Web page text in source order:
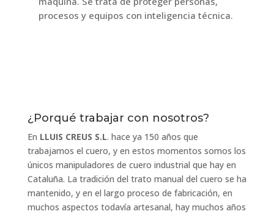
procesos y equipos con inteligencia técnica.
¿Porqué trabajar con nosotros?
En LLUIS CREUS S.L. hace ya 150 años que
trabajamos el cuero, y en estos momentos somos los
únicos manipuladores de cuero industrial que hay en
Cataluña. La tradición del trato manual del cuero se ha
mantenido, y en el largo proceso de fabricación, en
muchos aspectos todavía artesanal, hay muchos años